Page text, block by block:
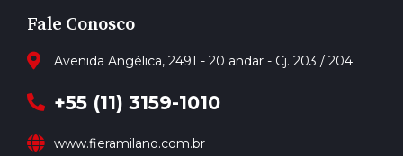
Fale Conosco
Avenida Angélica, 2491 - 20 andar - Cj. 203 / 204
+55 (11) 3159-1010
www.fieramilano.com.br